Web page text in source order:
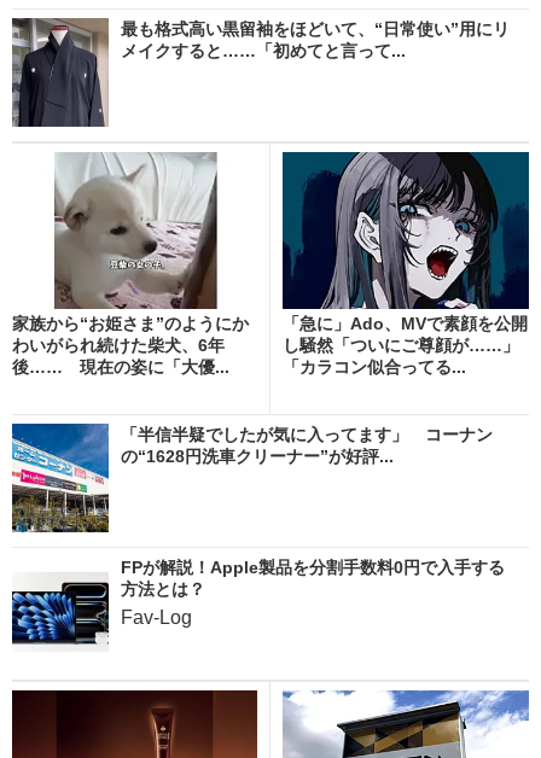
最も格式高い黒留袖をほどいて、“日常使い”用にリ
メイクすると……「初めてと言って...
家族から“お姫さま”のようにか
わいがられ続けた柴犬、6年
後…… 現在の姿に「大優...
「急に」Ado、MVで素顔を公開
し騒然「ついにご尊顔が……」
「カラコン似合ってる...
「半信半疑でしたが気に入ってます」 コーナン
の“1628円洗車クリーナー”が好評...
FPが解説！Apple製品を分割手数料0円で入手する
方法とは？
Fav-Log